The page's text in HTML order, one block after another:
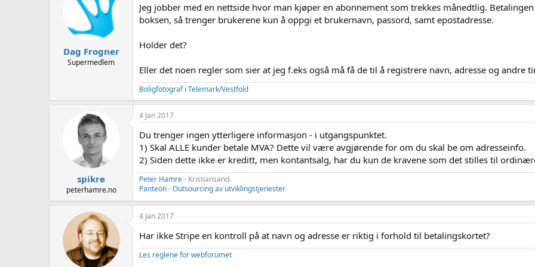
Dag Frogner
Supermedlem
Jeg jobber med en nettside hvor man kjøper en abonnement som trekkes månedtlig.
boksen, så trenger brukerene kun å oppgi et brukernavn, passord, samt epostadresse.
Holder det?
Eller det noen regler som sier at jeg f.eks også må få de til å registrere navn, adresse og andre
Boligfotograf i Telemark/Vestfold
spikre
peterhamre.no
4 Jan 2017
Du trenger ingen ytterligere informasjon - i utgangspunktet.
1) Skal ALLE kunder betale MVA? Dette vil være avgjørende for om du skal be om adresseinfo.
2) Siden dette ikke er kreditt, men kontantsalg, har du kun de kravene som det stilles til
Peter Hamre- Kristiansand.
Panteon - Outsourcing av utviklingstjenester
4 Jan 2017
Har ikke Stripe en kontroll på at navn og adresse er riktig i forhold til betalingskortet?
Les reglene for webforumet